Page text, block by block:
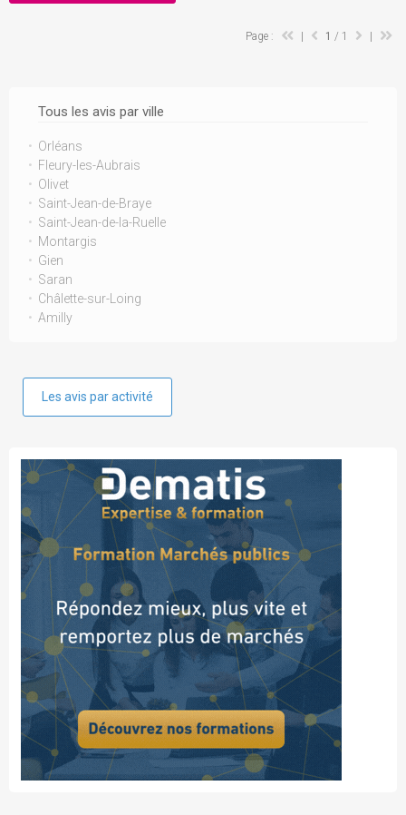
Tous les avis par ville
Orléans
Fleury-les-Aubrais
Olivet
Saint-Jean-de-Braye
Saint-Jean-de-la-Ruelle
Montargis
Gien
Saran
Châlette-sur-Loing
Amilly
Les avis par activité
Page : 1 / 1